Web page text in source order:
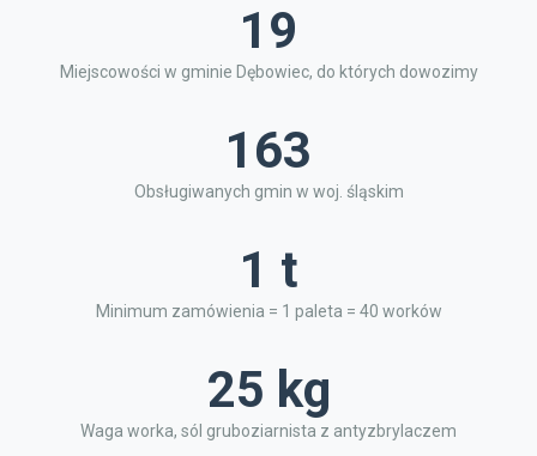
19
Miejscowości w gminie Dębowiec, do których dowozimy
163
Obsługiwanych gmin w woj. śląskim
1 t
Minimum zamówienia = 1 paleta = 40 worków
25 kg
Waga worka, sól gruboziarnista z antyzbrylaczem